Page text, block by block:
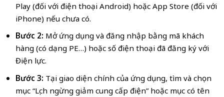
Play (đối với điện thoại Android) hoặc App Store (đối với
iPhone) nếu chưa có.
Bước 2: Mở ứng dụng và đăng nhập bằng mã khách
hàng (có dạng PE…) hoặc số điện thoại đã đăng ký với
Điện lực.
Bước 3: Tại giao diện chính của ứng dụng, tìm và chọn
mục “Lịch ngừng giảm cung cấp điện” hoặc mục có tên